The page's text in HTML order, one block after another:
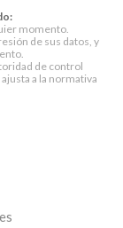
momento.
de sus datos, y
de control
a la normativa